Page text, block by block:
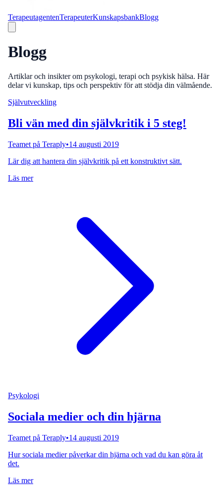
TerapeutagentenTerapeuterKunskapsbankBlogg
Blogg
Artiklar och insikter om psykologi, terapi och psykisk hälsa. Här
delar vi kunskap, tips och perspektiv för att stödja din välmående.
Självutveckling
Bli vän med din självkritik i 5 steg!
Teamet på Teraply•14 augusti 2019
Lär dig att hantera din självkritik på ett konstruktivt sätt.
Läs mer
Psykologi
Sociala medier och din hjärna
Teamet på Teraply•14 augusti 2019
Hur sociala medier påverkar din hjärna och vad du kan göra åt
det.
Läs mer